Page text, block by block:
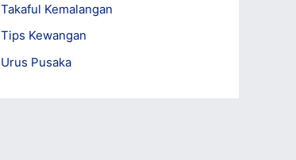
Takaful Kemalangan
Tips Kewangan
Urus Pusaka